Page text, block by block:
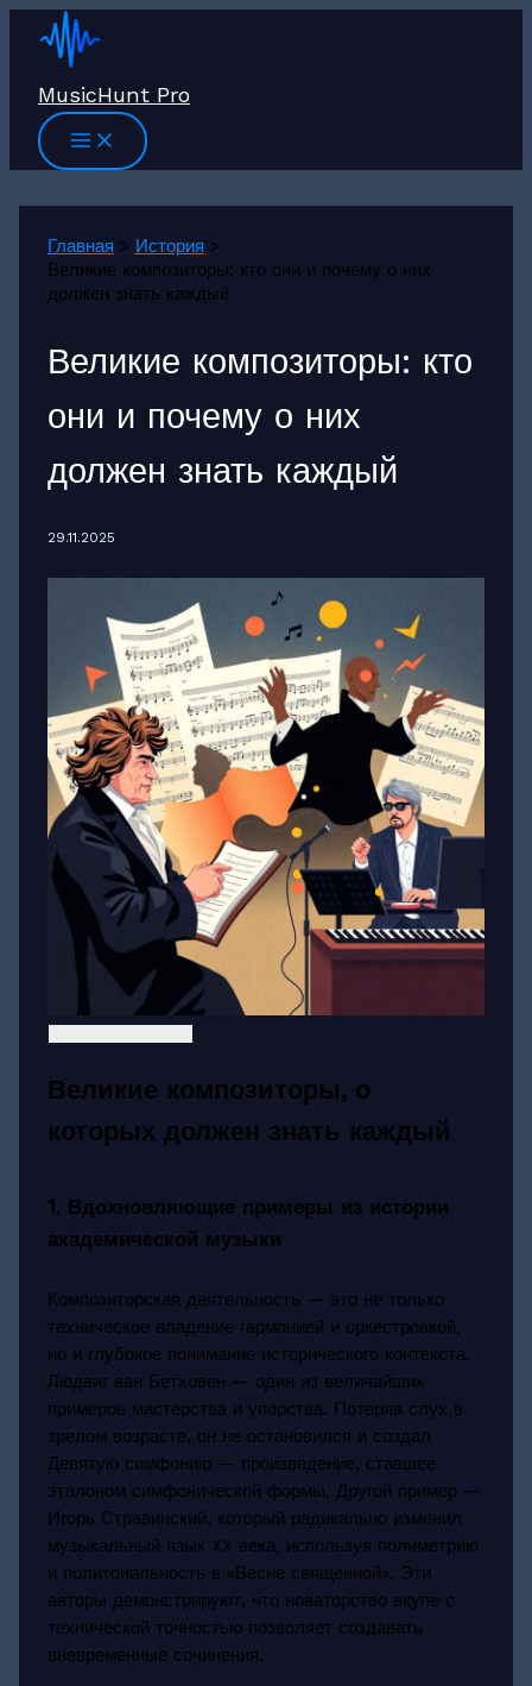
Перейти
MusicHunt Pro
Главная
История
Великие композиторы: кто они и почему о них
должен знать каждый
Великие композиторы: кто
они и почему о них
должен знать каждый
29.11.2025
Великие композиторы, о
которых должен знать каждый
1. Вдохновляющие примеры из истории
академической музыки
Композиторская деятельность — это не только
техническое владение гармонией и оркестровкой,
но и глубокое понимание исторического контекста.
Людвиг ван Бетховен — один из величайших
примеров мастерства и упорства. Потеряв слух в
зрелом возрасте, он не остановился и создал
Девятую симфонию — произведение, ставшее
эталоном симфонической формы. Другой пример —
Игорь Стравинский, который радикально изменил
музыкальный язык XX века, используя полиметрию
и политональность в «Весне священной». Эти
авторы демонстрируют, что новаторство вкупе с
технической точностью позволяет создавать
вневременные сочинения.